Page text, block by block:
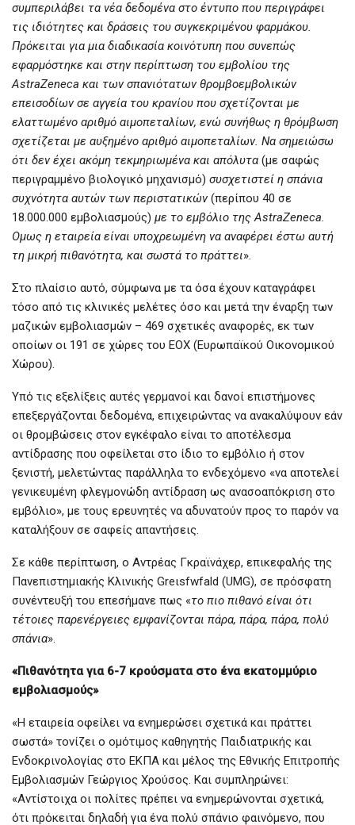
συμπεριλάβει τα νέα δεδομένα στο έντυπο που περιγράφει
τις ιδιότητες και δράσεις του συγκεκριμένου φαρμάκου.
Πρόκειται για μια διαδικασία κοινότυπη που συνεπώς
εφαρμόστηκε και στην περίπτωση του εμβολίου της
AstraZeneca και των σπανιότατων θρομβοεμβολικών
επεισοδίων σε αγγεία του κρανίου που σχετίζονται με
ελαττωμένο αριθμό αιμοπεταλίων, ενώ συνήθως η θρόμβωση
σχετίζεται με αυξημένο αριθμό αιμοπεταλίων. Να σημειώσω
ότι δεν έχει ακόμη τεκμηριωμένα και απόλυτα (με σαφώς
περιγραμμένο βιολογικό μηχανισμό) συσχετιστεί η σπάνια
συχνότητα αυτών των περιστατικών(περίπου 40 σε
18.000.000 εμβολιασμούς) με το εμβόλιο της AstraZeneca.
Ομως η εταιρεία είναι υποχρεωμένη να αναφέρει έστω αυτή
τη μικρή πιθανότητα, και σωστά το πράττει».
Στο πλαίσιο αυτό, σύμφωνα με τα όσα έχουν καταγράφει
τόσο από τις κλινικές μελέτες όσο και μετά την έναρξη των
μαζικών εμβολιασμών – 469 σχετικές αναφορές, εκ των
οποίων οι 191 σε χώρες του ΕΟΧ (Ευρωπαϊκού Οικονομικού
Χώρου).
Υπό τις εξελίξεις αυτές γερμανοί και δανοί επιστήμονες
επεξεργάζονται δεδομένα, επιχειρώντας να ανακαλύψουν εάν
οι θρομβώσεις στον εγκέφαλο είναι το αποτέλεσμα
αντίδρασης που οφείλεται στο ίδιο το εμβόλιο ή στον
ξενιστή, μελετώντας παράλληλα το ενδεχόμενο «να αποτελεί
γενικευμένη φλεγμονώδη αντίδραση ως ανασοαπόκριση στο
εμβόλιο», με τους ερευνητές να αδυνατούν προς το παρόν να
καταλήξουν σε σαφείς απαντήσεις.
Σε κάθε περίπτωση, ο Αντρέας Γκραϊνάχερ, επικεφαλής της
Πανεπιστημιακής Κλινικής Greιsfwfald (UMG), σε πρόσφατη
συνέντευξή του επεσήμανε πως «το πιο πιθανό είναι ότι
τέτοιες παρενέργειες εμφανίζονται πάρα, πάρα, πάρα, πολύ
σπάνια».
«Πιθανότητα για 6-7 κρούσματα στο ένα εκατομμύριο
εμβολιασμούς»
«Η εταιρεία οφείλει να ενημερώσει σχετικά και πράττει
σωστά» τονίζει ο ομότιμος καθηγητής Παιδιατρικής και
Ενδοκρινολογίας στο ΕΚΠΑ και μέλος της Εθνικής Επιτροπής
Εμβολιασμών Γεώργιος Χρούσος. Και συμπληρώνει:
«Αντίστοιχα οι πολίτες πρέπει να ενημερώνονται σχετικά,
ότι πρόκειται δηλαδή για ένα πολύ σπάνιο φαινόμενο, που